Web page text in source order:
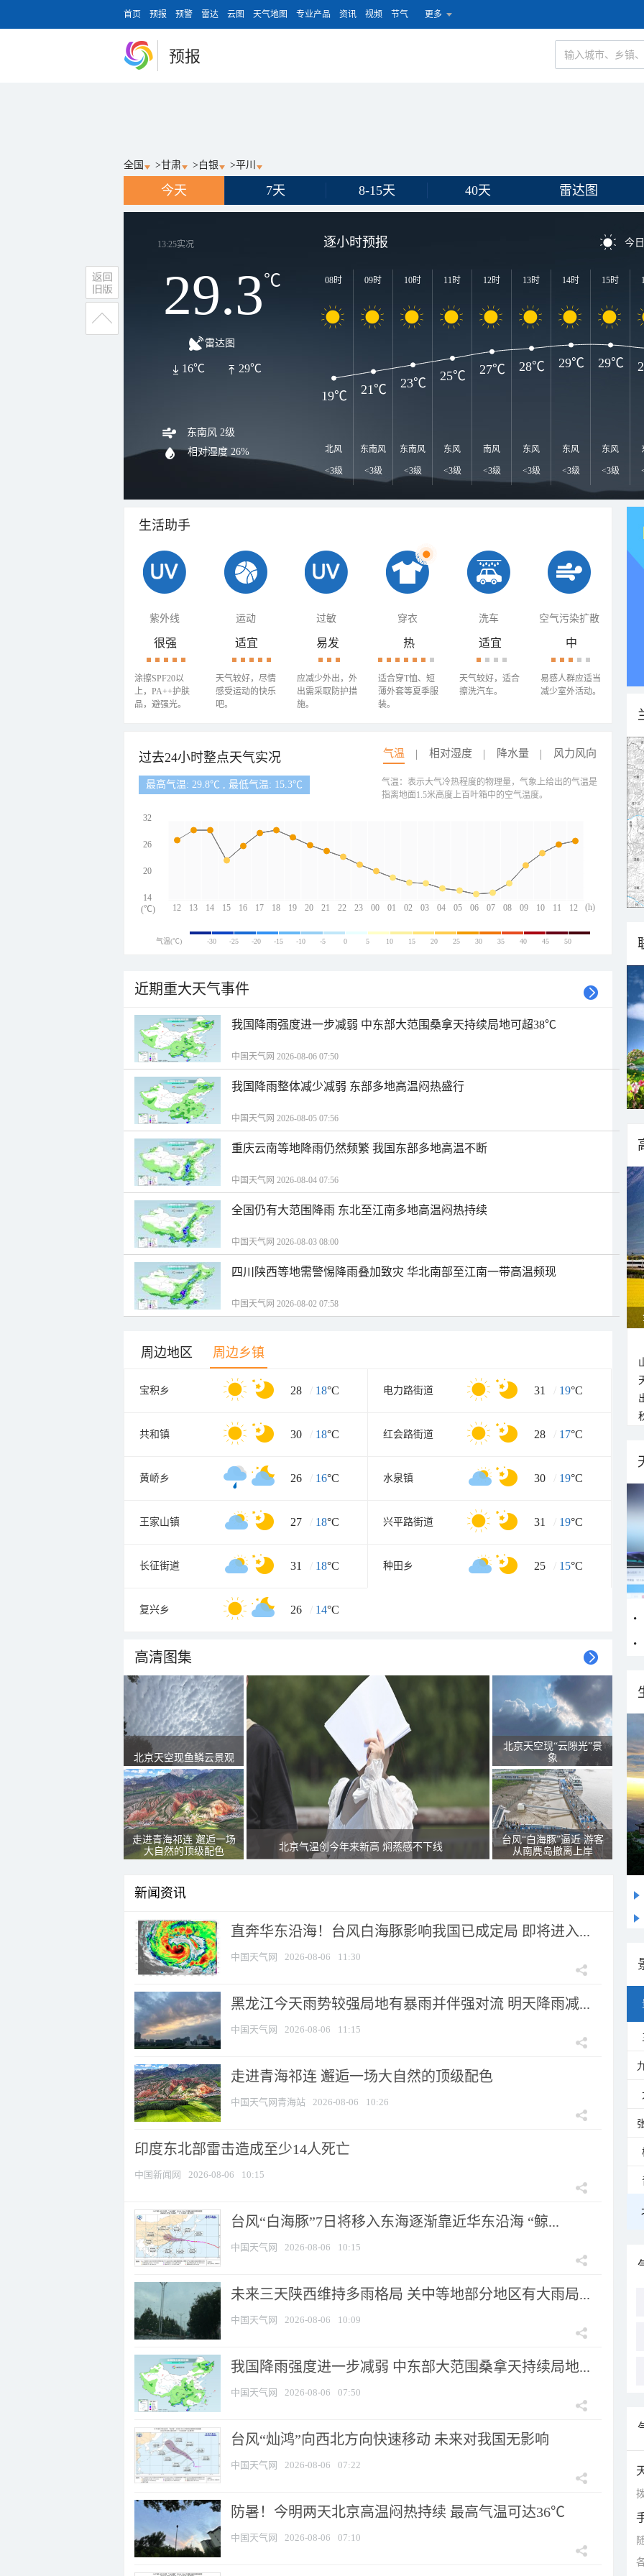
首页 预报 预警 雷达 云图 天气地图 专业产品 资讯 视频 节气 更多
预报
全国 >甘肃 > 白银 >平川
今天 7天 8-15天 40天 雷达图
13:25实况
29.3℃
雷达图
29℃
16℃
东南风 2级
相对湿度 26%
逐小时预报 今
08时
北风
<3级
09时
东南风
<3级
10时
东南风
<3级
11时
东风
<3级
12时
南风
<3级
13时
东风
<3级
14时
东风
<3级
15时
东风
<3级
19℃ 21℃ 23℃ 25℃ 27℃ 28℃ 29℃ 29℃
生活助手
紫外线 运动 过敏 穿衣 洗车 空气污染扩散
很强
涂擦SPF20以
上，PA++护肤
品，避强光。
适宜
天气较好，尽情
感受运动的快乐
吧。
易发
应减少外出，外
出需采取防护措
施。
热
适合穿T恤、短
薄外套等夏季服
装。
适宜
天气较好，适合
擦洗汽车。
中
易感人群应适当
减少室外活动。
过去24小时整点天气实况 气温 相对湿度 降水量 风力风向
最高气温: 29.8℃ , 最低气温: 15.3℃
12 13 14 15 16 17 18 19 20 21 22 23 00 01 02 03 04 05 06 07 08 09 10 11 12
32
26
20
14
(h)
(℃)
气温：表示大气冷热程度的物理量，气象上给出的气温是
指离地面1.5米高度上百叶箱中的空气温度。
气温(℃) -30 -25 -20 -15 -10 -5 0 5 10 15 20 25 30 35 40 45 50
近期重大天气事件
我国降雨强度进一步减弱 中东部大范围桑拿天持续局地可超38℃
中国天气网 2026-08-06 07:50
我国降雨整体减少减弱 东部多地高温闷热盛行
中国天气网 2026-08-05 07:56
重庆云南等地降雨仍然频繁 我国东部多地高温不断
中国天气网 2026-08-04 07:56
全国仍有大范围降雨 东北至江南多地高温闷热持续
中国天气网 2026-08-03 08:00
四川陕西等地需警惕降雨叠加致灾 华北南部至江南一带高温频现
中国天气网 2026-08-02 07:58
周边地区 周边乡镇
宝积乡 28 / 18°C 电力路街道 31 / 19°C
共和镇 30 / 18°C 红会路街道 28 / 17°C
黄峤乡 26 / 16°C 水泉镇 30 / 19°C
王家山镇 27 / 18°C 兴平路街道 31 / 19°C
长征街道 31 / 18°C 种田乡 25 / 15°C
复兴乡 26 / 14°C
高清图集
北京天空现鱼鳞云景观
走进青海祁连 邂逅一场
大自然的顶级配色
北京气温创今年来新高 焖蒸感不下线
北京天空现“云隙光”景
象
台风“白海豚”逼近 游客
从南麂岛撤离上岸
新闻资讯
直奔华东沿海！台风白海豚影响我国已成定局 即将进入...
中国天气网 2026-08-06 11:30
黑龙江今天雨势较强局地有暴雨并伴强对流 明天降雨减...
中国天气网 2026-08-06 11:15
走进青海祁连 邂逅一场大自然的顶级配色
中国天气网青海站 2026-08-06 10:26
印度东北部雷击造成至少14人死亡
中国新闻网 2026-08-06 10:15
台风“白海豚”7日将移入东海逐渐靠近华东沿海 “鲸...
中国天气网 2026-08-06 10:15
未来三天陕西维持多雨格局 关中等地部分地区有大雨局...
中国天气网 2026-08-06 10:09
我国降雨强度进一步减弱 中东部大范围桑拿天持续局地...
中国天气网 2026-08-06 07:50
台风“灿鸿”向西北方向快速移动 未来对我国无影响
中国天气网 2026-08-06 07:22
防暑！今明两天北京高温闷热持续 最高气温可达36℃
中国天气网 2026-08-06 07:10